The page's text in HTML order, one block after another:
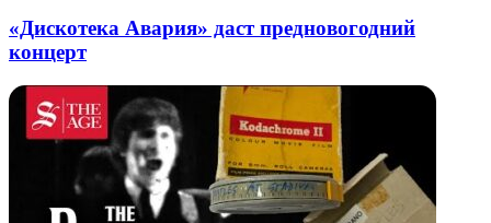
«Дискотека Авария» даст предновогодний
концерт